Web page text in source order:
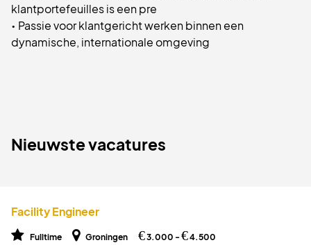
klantportefeuilles is een pre
• Passie voor klantgericht werken binnen een
dynamische, internationale omgeving
Nieuwste vacatures
Facility Engineer
Fulltime Groningen €3.000 -€4.500